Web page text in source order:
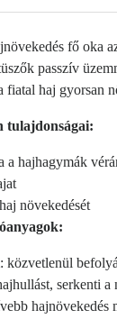
fő oka
passzív
fiatal haj gyorsan
tulajdonságai:
a hajhagymák
növekedését
: közvetlenül
serkenti a
hajnövekedés